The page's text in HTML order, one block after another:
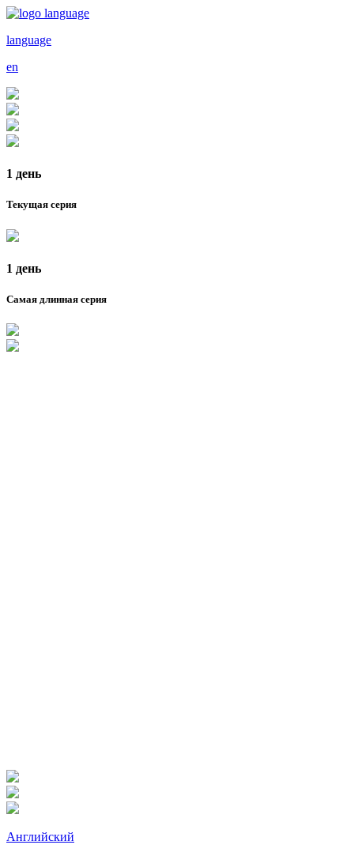
language
en
1 день
Текущая серия
1 день
Самая длинная серия
Английский